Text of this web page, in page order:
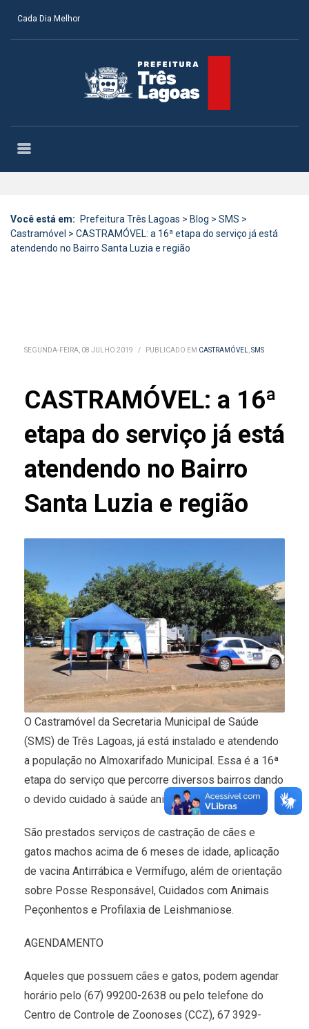
Cada Dia Melhor
Você está em: Prefeitura Três Lagoas > Blog > SMS >
Castramóvel > CASTRAMÓVEL: a 16ª etapa do serviço já está
atendendo no Bairro Santa Luzia e região
SEGUNDA-FEIRA, 08 JULHO 2019 / PUBLICADO EM CASTRAMÓVEL,SMS
CASTRAMÓVEL: a 16ª
etapa do serviço já está
atendendo no Bairro
Santa Luzia e região
O Castramóvel da Secretaria Municipal de Saúde
(SMS) de Três Lagoas, já está instalado e atendendo
a população no Almoxarifado Municipal. Essa é a 16ª
etapa do serviço que percorre diversos bairros dando
o devido cuidado à saúde animal.
São prestados serviços de castração de cães e
gatos machos acima de 6 meses de idade, aplicação
de vacina Antirrábica e Vermífugo, além de orientação
sobre Posse Responsável, Cuidados com Animais
Peçonhentos e Profilaxia de Leishmaniose.
AGENDAMENTO
Aqueles que possuem cães e gatos, podem agendar
horário pelo (67) 99200-2638 ou pelo telefone do
Centro de Controle de Zoonoses (CCZ), 67 3929-